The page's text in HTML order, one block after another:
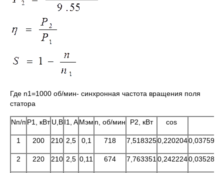
Где n1=1000 об/мин- синхронная частота вращения поля
статора
Nп/п Р1, кВт U,B I1, AМэм n, об/мин Р2, кВт cos
1 200 210 2,5 0,1 718 7,5183250,2202040,037592
2 220 210 2,5 0,11 674 7,763351 0,2422240,035288